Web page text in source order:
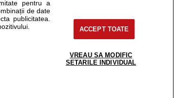
support@sfatulmedicului.ro
pentru a
de date
publicitatea.
ACCEPT TOATE
VREAU SA MODIFIC
SETARILE INDIVIDUAL